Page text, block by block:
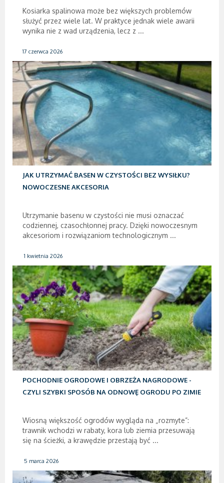
Kosiarka spalinowa może bez większych problemów
służyć przez wiele lat. W praktyce jednak wiele awarii
wynika nie z wad urządzenia, lecz z ...
17 czerwca 2026
JAK UTRZYMAĆ BASEN W CZYSTOŚCI BEZ WYSIŁKU?
NOWOCZESNE AKCESORIA
Utrzymanie basenu w czystości nie musi oznaczać
codziennej, czasochłonnej pracy. Dzięki nowoczesnym
akcesoriom i rozwiązaniom technologicznym ...
1 kwietnia 2026
POCHODNIE OGRODOWE I OBRZEŻA NAGRODOWE -
CZYLI SZYBKI SPOSÓB NA ODNOWĘ OGRODU PO ZIMIE
Wiosną większość ogrodów wygląda na „rozmyte”:
trawnik wchodzi w rabaty, kora lub ziemia przesuwają
się na ścieżki, a krawędzie przestają być ...
5 marca 2026